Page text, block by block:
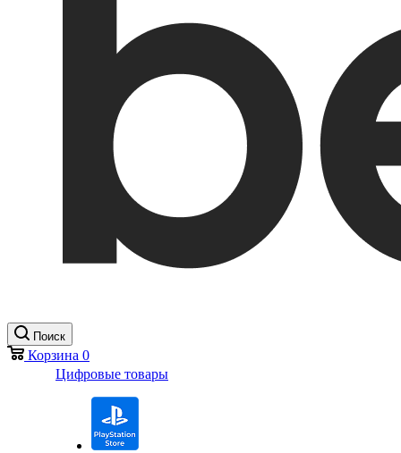
Поиск
Корзина 0
Цифровые товары